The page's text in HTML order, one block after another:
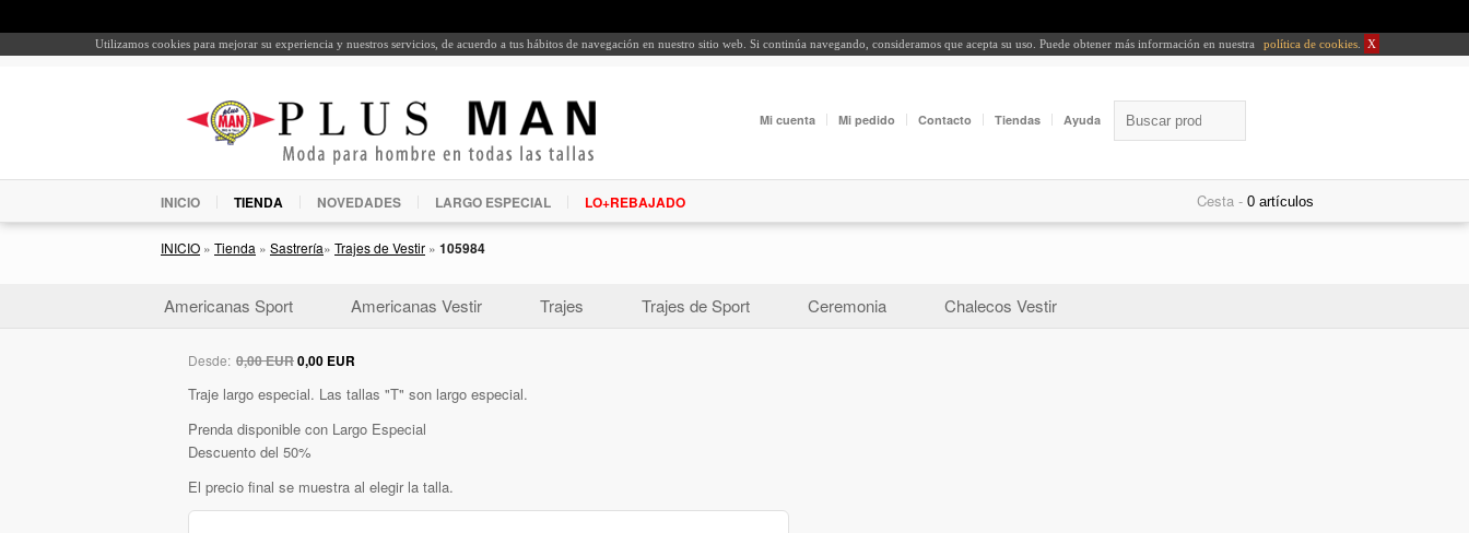
Utilizamos cookies para mejorar su experiencia y nuestros servicios, de acuerdo a tus hábitos de navegación en nuestro sitio web. Si continúa navegando, consideramos que acepta su uso. Puede obtener más información en nuestra política de cookies X
Mi cuenta Mi pedido Contacto Tiendas Ayuda
INICIO TIENDA NOVEDADES LARGO ESPECIAL LO+REBAJADO Cesta -
INICIO » Tienda » Sastrería» Trajes de Vestir » 105984
Americanas Sport Americanas Vestir Trajes Trajes de Sport Ceremonia Chalecos Vestir
Desde: 0,00 EUR0,00 EUR
Traje largo especial. Las tallas "T" son largo especial.
Prenda disponible con Largo Especial
Descuento del 50%
El precio final se muestra al elegir la talla.